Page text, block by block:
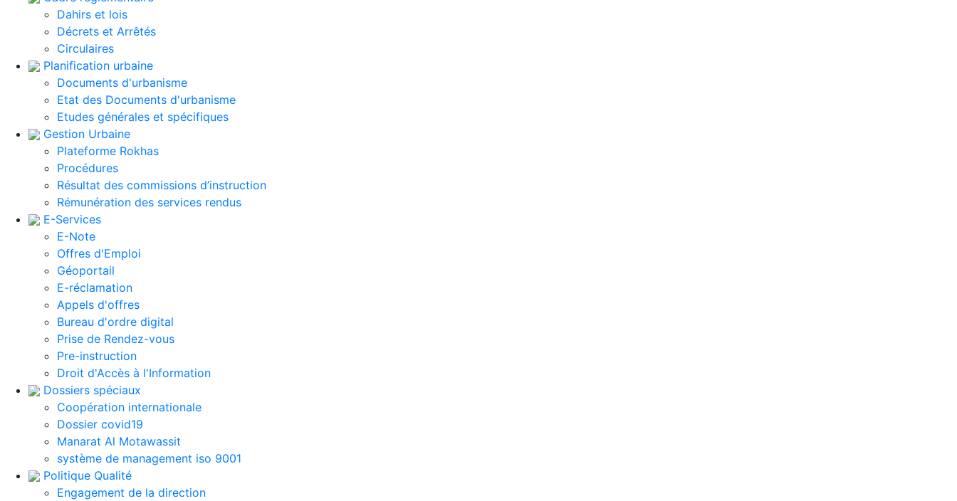
Dahirs et lois
Décrets et Arrêtés
Circulaires
Planification urbaine
Documents d'urbanisme
Etat des Documents d'urbanisme
Etudes générales et spécifiques
Gestion Urbaine
Plateforme Rokhas
Procédures
Résultat des commissions d’instruction
Rémunération des services rendus
E-Services
E-Note
Offres d'Emploi
Géoportail
E-réclamation
Appels d'offres
Bureau d'ordre digital
Prise de Rendez-vous
Pre-instruction
Droit d'Accès à l'Information
Dossiers spéciaux
Coopération internationale
Dossier covid19
Manarat Al Motawassit
système de management iso 9001
Politique Qualité
Engagement de la direction